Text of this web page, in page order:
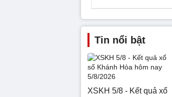
Tin nổi bật
XSKH 5/8 - Kết quả xổ